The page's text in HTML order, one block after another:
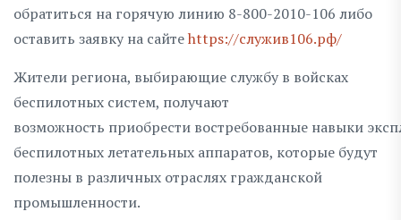
обратиться на горячую линию 8-800-2010-106 либо
оставить заявку на сайтеhttps://служив106.рф/
Жители региона, выбирающие службу в войсках
беспилотных систем, получают
возможность приобрести востребованные навыки
беспилотных летательных аппаратов, которые будут
полезны в различных отраслях гражданской
промышленности.